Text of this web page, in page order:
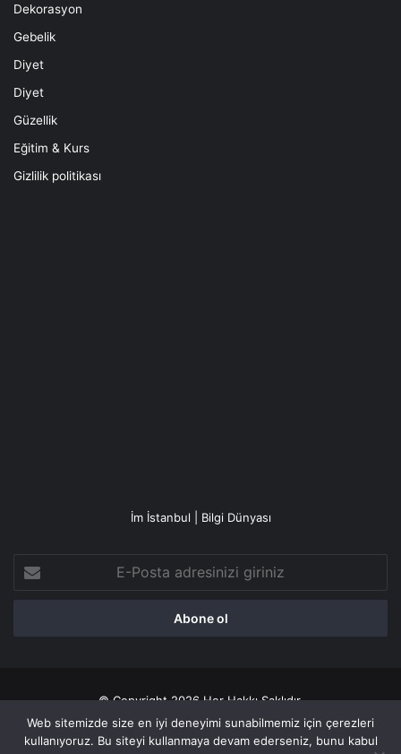
Dekorasyon
Gebelik
Diyet
Diyet
Güzellik
Eğitim & Kurs
Gizlilik politikası
İm İstanbul | Bilgi Dünyası
Posta
adresinizi
© Copyright 2026 Her Hakkı Saklıdır.
Gizlilik politikası
Web sitemizde size en iyi deneyimi sunabilmemiz için çerezleri
kullanıyoruz. Bu siteyi kullanmaya devam ederseniz, bunu kabul